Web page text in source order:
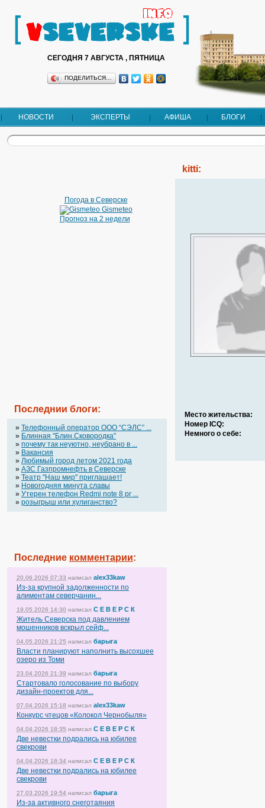
СЕГОДНЯ 7 АВГУСТА , ПЯТНИЦА
ПОДЕЛИТЬСЯ…
НОВОСТИ ЭКСПЕРТЫ АФИША БЛОГИ
Погода в Северске
Gismeteo
Прогноз на 2 недели
Последнии блоги:
» Телефонный оператор OOO “СЭЛС” ...
» Блинная "Блин.Сковородка"
» почему так неуютно, неубрано в ...
» Вакансия
» Любимый город летом 2021 года
» АЗС Газпромнефть в Северске
» Театр "Наш мир" приглашает!
» Новогодняя минута славы
» Утерен телефон Redmi note 8 pr ...
» розыгрыш или хулиганство?
Последние комментарии:
20.06.2026 07:33 написал alex33kaw
Из-за крупной задолженности по
алиментам северчанин...
19.05.2026 14:30 написал С Е В Е Р С К
Житель Северска под давлением
мошенников вскрыл сейф...
04.05.2026 21:25 написал барыга
Власти планируют наполнить высохшее
озеро из Томи
23.04.2026 21:39 написал барыга
Стартовало голосование по выбору
дизайн-проектов для...
07.04.2026 15:18 написал alex33kaw
Конкурс чтецов «Колокол Чернобыля»
04.04.2026 18:35 написал С Е В Е Р С К
Две невестки подрались на юбилее
свекрови
04.04.2026 18:34 написал С Е В Е Р С К
Две невестки подрались на юбилее
свекрови
27.03.2026 19:54 написал барыга
Из-за активного снеготаяния
kitti:
Место жительства:
Номер ICQ:
Немного о себе: